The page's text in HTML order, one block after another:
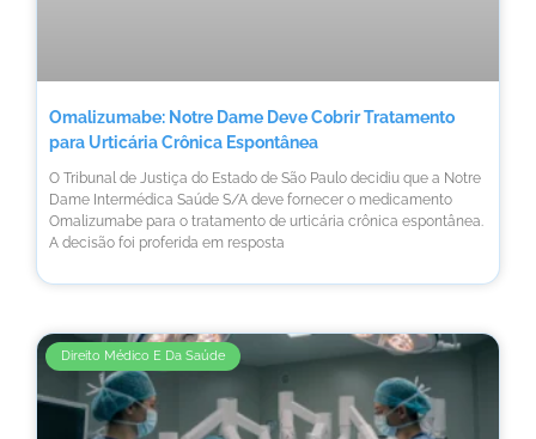
Omalizumabe: Notre Dame Deve Cobrir Tratamento
para Urticária Crônica Espontânea
O Tribunal de Justiça do Estado de São Paulo decidiu que a Notre
Dame Intermédica Saúde S/A deve fornecer o medicamento
Omalizumabe para o tratamento de urticária crônica espontânea.
A decisão foi proferida em resposta
Direito Médico E Da Saúde